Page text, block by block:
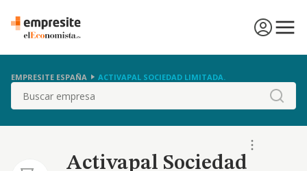
EMPRESITE ESPAÑA ACTIVAPAL SOCIEDAD LIMITADA.
Buscar
Activapal Sociedad